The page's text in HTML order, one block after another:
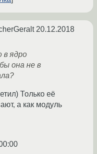
20.12.2018
в ядро
она не в
Только её
а как модуль